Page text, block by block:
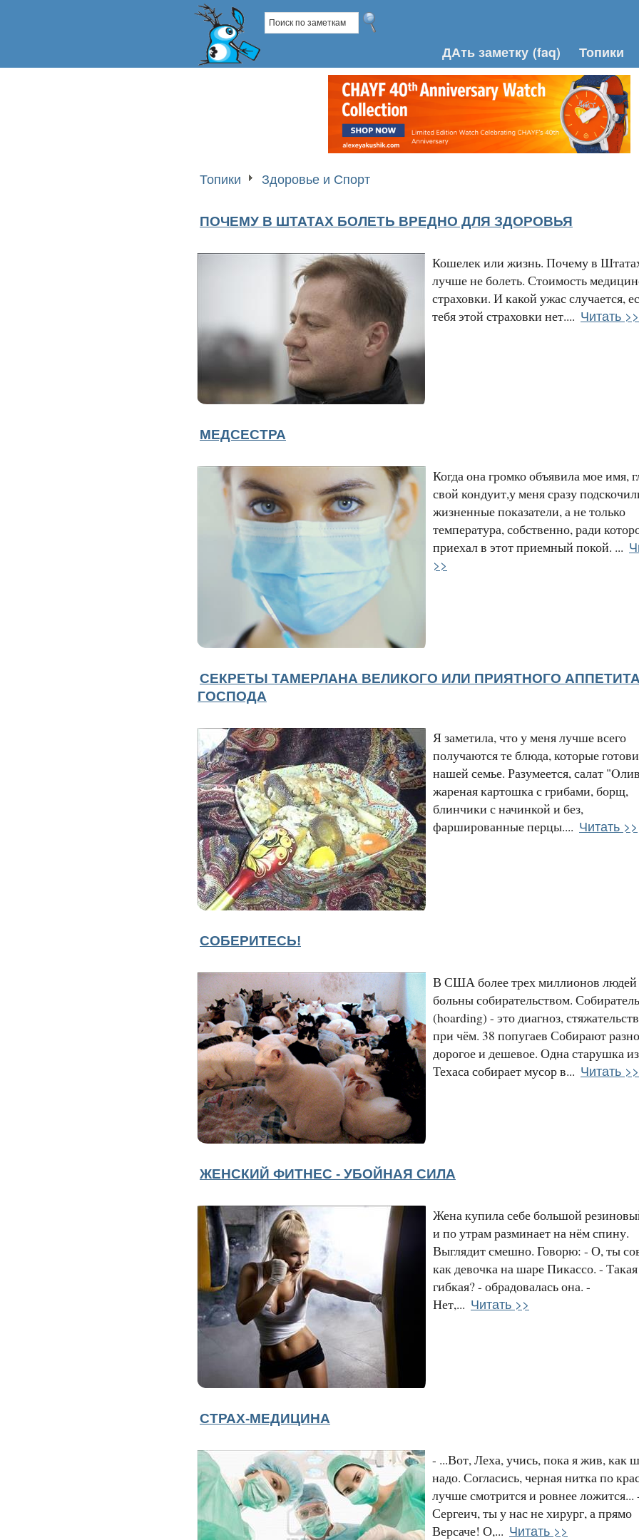
ДАть заметку (faq) Топики
Топики Здоровье и Спорт
ПОЧЕМУ В ШТАТАХ БОЛЕТЬ ВРЕДНО ДЛЯ ЗДОРОВЬЯ
Кошелек или жизнь. Почему в
лучше не болеть. Стоимость
страховки. И какой ужас случается,
тебя этой страховки нет.... Читать >>
МЕДСЕСТРА
Когда она громко объявила мое имя,
свой кондуит,у меня сразу
жизненные показатели, а не только
температура, собственно, ради
приехал в этот приемный покой. ...
>>
СЕКРЕТЫ ТАМЕРЛАНА ВЕЛИКОГО ИЛИ ПРИЯТНОГО
ГОСПОДА
Я заметила, что у меня лучше всего
получаются те блюда, которые
нашей семье. Разумеется, салат
жареная картошка с грибами, борщ,
блинчики с начинкой и без,
фаршированные перцы.... Читать >>
СОБЕРИТЕСЬ!
В США более трех миллионов людей
больны собирательством.
(hoarding) - это диагноз,
при чём. 38 попугаев Собирают
дорогое и дешевое. Одна старушка из
Техаса собирает мусор в... Читать >>
ЖЕНСКИЙ ФИТНЕС - УБОЙНАЯ СИЛА
Жена купила себе большой
и по утрам разминает на нём спину.
Выглядит смешно. Говорю: - О, ты
как девочка на шаре Пикассо. -
гибкая? - обрадовалась она. -
Нет,... Читать >>
СТРАХ-МЕДИЦИНА
- ...Вот, Леха, учись, пока я жив, как
надо. Согласись, черная нитка по
лучше смотрится и ровнее ложится...
Сергеич, ты у нас не хирург, а прямо
Версаче! О,... Читать >>